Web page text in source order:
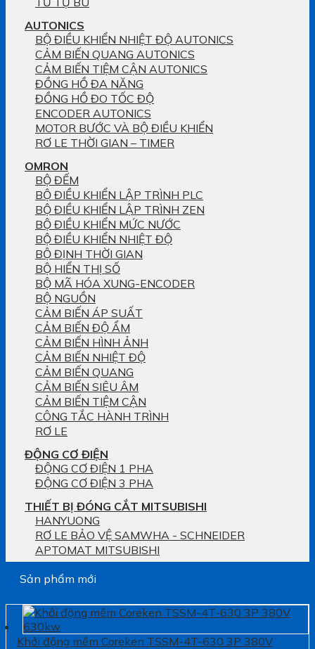
AUTONICS
BỘ ĐIỀU KHIỂN NHIỆT ĐỘ AUTONICS
CẢM BIẾN QUANG AUTONICS
CẢM BIẾN TIỆM CẬN AUTONICS
ĐỒNG HỒ ĐA NĂNG
ĐỒNG HỒ ĐO TỐC ĐỘ
ENCODER AUTONICS
MOTOR BƯỚC VÀ BỘ ĐIỀU KHIỂN
RƠ LE THỜI GIAN – TIMER
OMRON
BỘ ĐẾM
BỘ ĐIỀU KHIỂN LẬP TRÌNH PLC
BỘ ĐIỀU KHIỂN LẬP TRÌNH ZEN
BỘ ĐIỀU KHIỂN MỨC NƯỚC
BỘ ĐIỀU KHIỂN NHIỆT ĐỘ
BỘ ĐỊNH THỜI GIAN
BỘ HIỂN THỊ SỐ
BỘ MÃ HÓA XUNG-ENCODER
BỘ NGUỒN
CẢM BIẾN ÁP SUẤT
CẢM BIẾN ĐỘ ẨM
CẢM BIẾN HÌNH ẢNH
CẢM BIẾN NHIỆT ĐỘ
CẢM BIẾN QUANG
CẢM BIẾN SIÊU ÂM
CẢM BIẾN TIỆM CẬN
CÔNG TẮC HÀNH TRÌNH
RƠ LE
ĐỘNG CƠ ĐIỆN
ĐỘNG CƠ ĐIỆN 1 PHA
ĐỘNG CƠ ĐIỆN 3 PHA
THIẾT BỊ ĐÓNG CẮT MITSUBISHI
HANYUONG
RƠ LE BẢO VỆ SAMWHA - SCHNEIDER
APTOMAT MITSUBISHI
Sản phẩm mới
Khởi động mềm Coreken TSSM-4T-630 3P 380V